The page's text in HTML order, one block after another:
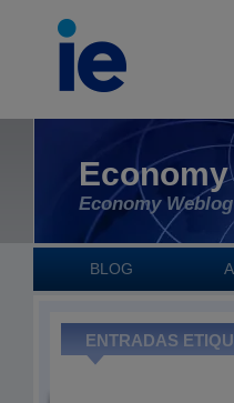
Economy Weblog
BLOG
ENTRADAS